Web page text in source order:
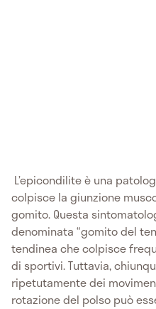
L’epicondilite è una
colpisce la giunzione
gomito. Questa
denominata “gomito del
tendinea che colpisce
di sportivi. Tuttavia,
ripetutamente dei
rotazione del polso può